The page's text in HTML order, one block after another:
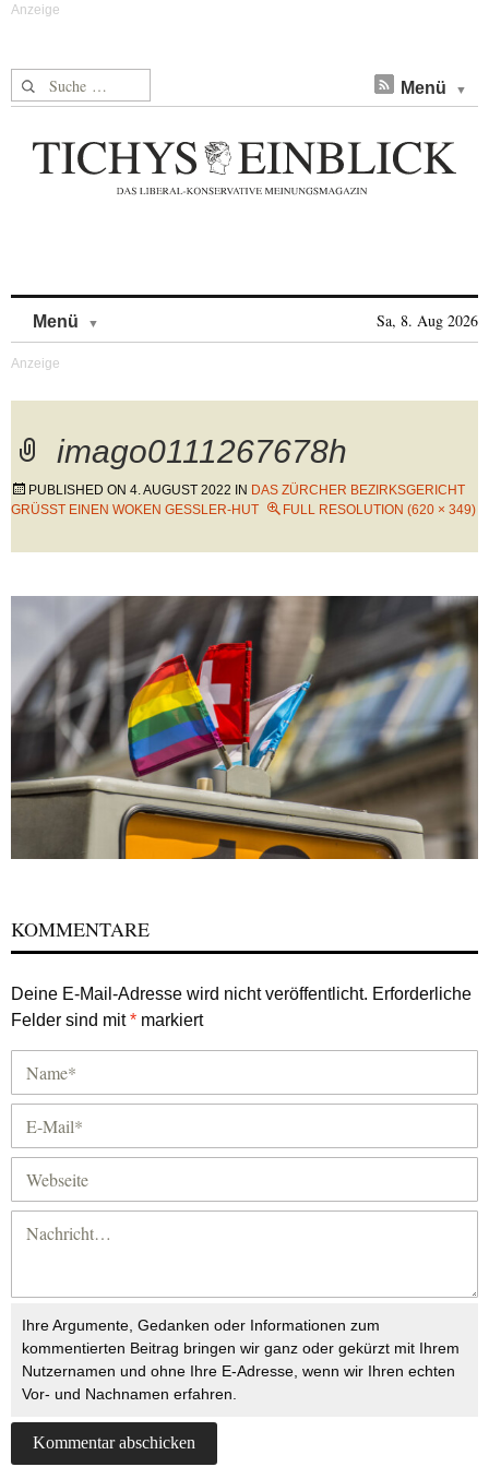
Suche nach: Menü
Menü Sa, 8. Aug 2026
imago0111267678h
PUBLISHED ON 4. AUGUST 2022 IN DAS ZÜRCHER BEZIRKSGERICHT
GRÜSST EINEN WOKEN GESSLER-HUT
FULL RESOLUTION (620 × 349)
KOMMENTARE
Deine E-Mail-Adresse wird nicht veröffentlicht. Erforderliche
Felder sind mit* markiert
Ihre Argumente, Gedanken oder Informationen zum
kommentierten Beitrag bringen wir ganz oder gekürzt mit Ihrem
Nutzernamen und ohne Ihre E-Adresse, wenn wir Ihren echten
Vor- und Nachnamen erfahren.